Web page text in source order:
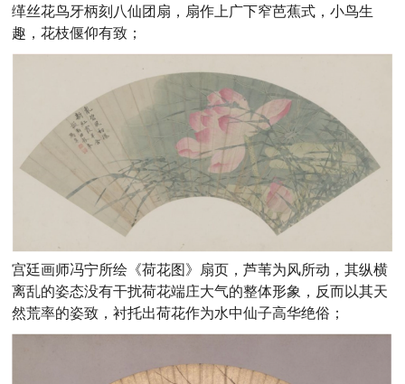
缂丝花鸟牙柄刻八仙团扇，扇作上广下窄芭蕉式，小鸟生
趣，花枝偃仰有致；
宫廷画师冯宁所绘《荷花图》扇页，芦苇为风所动，其纵横
离乱的姿态没有干扰荷花端庄大气的整体形象，反而以其天
然荒率的姿致，衬托出荷花作为水中仙子高华绝俗；